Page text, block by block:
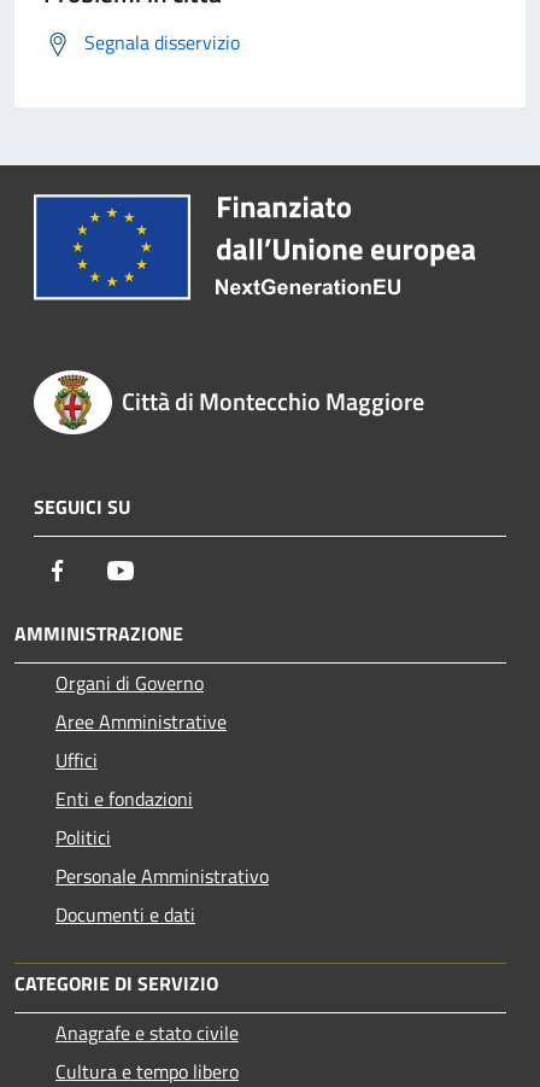
Segnala disservizio
Città di Montecchio Maggiore
SEGUICI SU
Facebook
AMMINISTRAZIONE
Organi di Governo
Aree Amministrative
Uffici
Enti e fondazioni
Politici
Personale Amministrativo
Documenti e dati
CATEGORIE DI SERVIZIO
Anagrafe e stato civile
Cultura e tempo libero